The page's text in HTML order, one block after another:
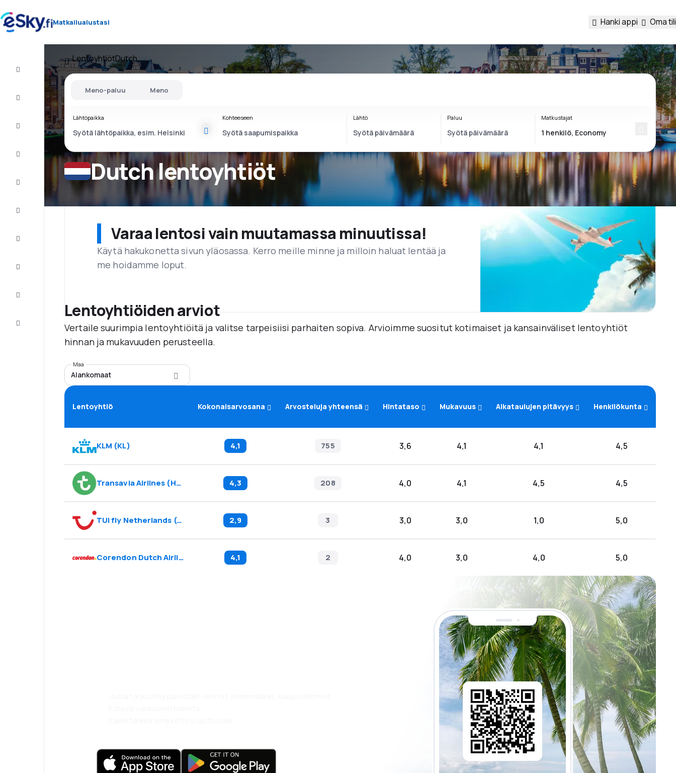
Matkailualustasi Hanki appi Oma tili
Lento+Hotelli
Lomamatkat
Äkkilähdöt
Kaupunkilomat
Asiakaspalvelu
LentoyhtiötDutch
Dutch lentoyhtiöt
Meno-paluu Meno
Lähtöpaikka Kohteeseen Lähtö Paluu Matkustajat
Varaa lentosi vain muutamassa minuutissa!
Käytä hakukonetta sivun yläosassa. Kerro meille minne ja milloin haluat lentää ja
me hoidamme loput.
Lentoyhtiöiden arviot
Vertaile suurimpia lentoyhtiöitä ja valitse tarpeisiisi parhaiten sopiva. Arvioimme suositut kotimaiset ja kansainväliset lentoyhtiöt
hinnan ja mukavuuden perusteella.
Maa
Alankomaat
Lentoyhtiö Kokonaisarvosana Arvosteluja yhteensä Hintataso Mukavuus Aikataulujen pitävyys Henkilökunta
KLM (KL) 4,1 755 3,6 4,1 4,1 4,5
Transavia Airlines (HV ) 4,3 208 4,0 4,1 4,5 4,5
TUI fly Netherlands (OR 2,9 3 3,0 3,0 1,0 5,0
Corendon Dutch Airlines 4,1 2 4,0 3,0 4,0 5,0